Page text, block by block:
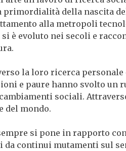
primordialità della nascita
alla metropoli
è evoluto nei secoli e
la loro ricerca
e paure hanno svolto un
sociali.
del mondo.
si pone in rapporto
continui mutamenti sul